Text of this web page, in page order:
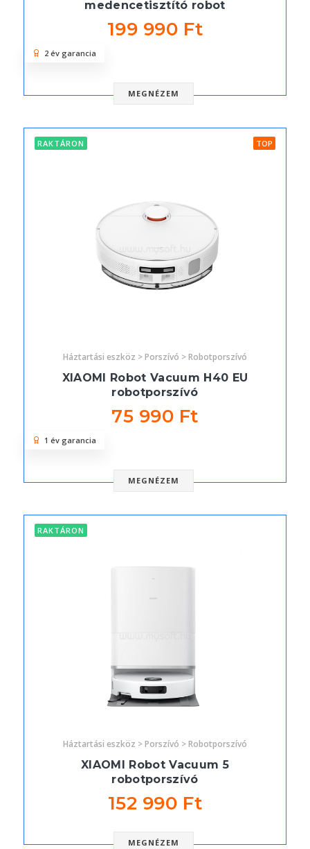
medencetisztító robot
199 990 Ft
MEGNÉZEM
2 év garancia
RAKTÁRON TOP
Háztartási eszköz > Porszívó > Robotporszívó
XIAOMI Robot Vacuum H40 EU
robotporszívó
75 990 Ft
MEGNÉZEM
1 év garancia
RAKTÁRON
Háztartási eszköz > Porszívó > Robotporszívó
XIAOMI Robot Vacuum 5
robotporszívó
152 990 Ft
MEGNÉZEM